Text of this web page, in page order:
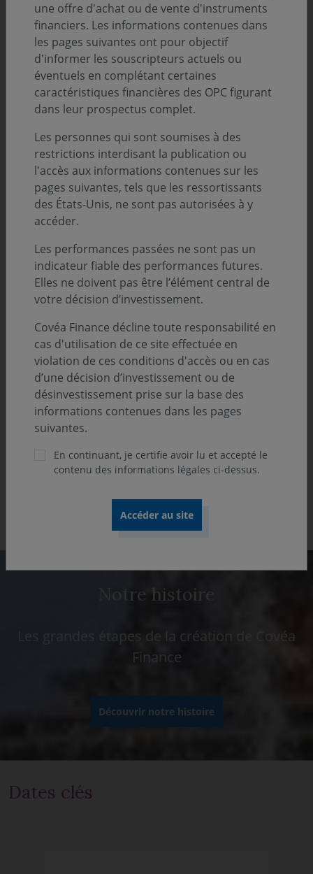
Récompenses
Previous
2025
1ère place catégorie " Actions
Notre histoire
Les grandes étapes de la création de Covéa
Finance
Découvrir notre histoire
Dates clés
une offre d'achat ou de vente d'instruments
financiers. Les informations contenues dans
les pages suivantes ont pour objectif
d'informer les souscripteurs actuels ou
éventuels en complétant certaines
caractéristiques financières des OPC figurant
dans leur prospectus complet.
Les personnes qui sont soumises à des
restrictions interdisant la publication ou
l'accès aux informations contenues sur les
pages suivantes, tels que les ressortissants
des États-Unis, ne sont pas autorisées à y
accéder.
Les performances passées ne sont pas un
indicateur fiable des performances futures.
Elles ne doivent pas être l’élément central de
votre décision d’investissement.
Covéa Finance décline toute responsabilité en
cas d'utilisation de ce site effectuée en
violation de ces conditions d'accès ou en cas
d’une décision d’investissement ou de
désinvestissement prise sur la base des
informations contenues dans les pages
suivantes.
En continuant, je certifie avoir lu et accepté le
contenu des informations légales ci-dessus.